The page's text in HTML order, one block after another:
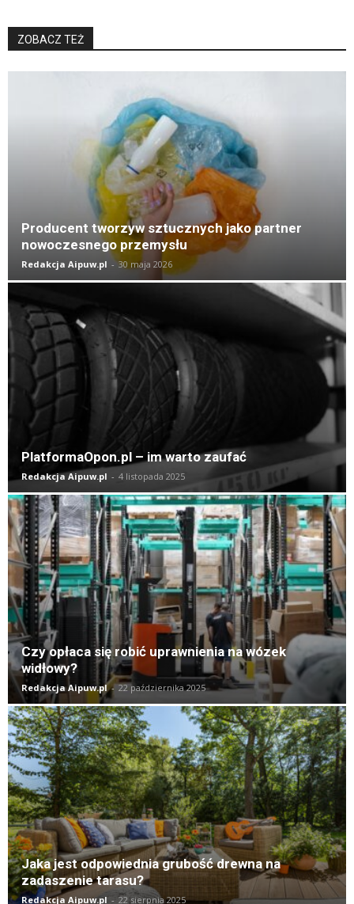
ZOBACZ TEŻ
Producent tworzyw sztucznych jako partner
nowoczesnego przemysłu
Redakcja Aipuw.pl - 30 maja 2026
PlatformaOpon.pl – im warto zaufać
Redakcja Aipuw.pl - 4 listopada 2025
Czy opłaca się robić uprawnienia na wózek
widłowy?
Redakcja Aipuw.pl - 22 października 2025
Jaka jest odpowiednia grubość drewna na
zadaszenie tarasu?
Redakcja Aipuw.pl - 22 sierpnia 2025